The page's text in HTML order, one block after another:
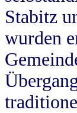
Stabitz
wurden